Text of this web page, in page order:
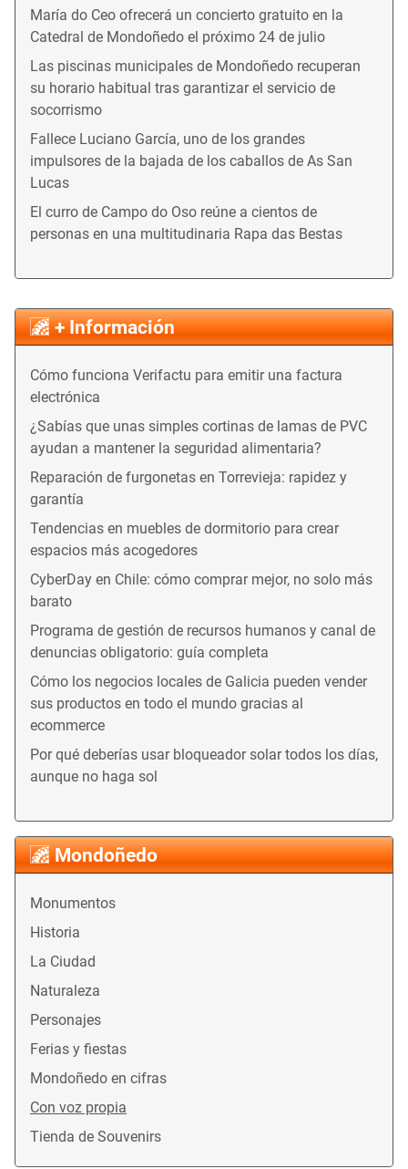
Mondoñedo
Monumentos
Historia
La Ciudad
Naturaleza
Personajes
Ferias y fiestas
Mondoñedo en cifras
Con voz propia
Tienda de Souvenirs
María do Ceo ofrecerá un concierto gratuito en la
Catedral de Mondoñedo el próximo 24 de julio
Las piscinas municipales de Mondoñedo recuperan
su horario habitual tras garantizar el servicio de
socorrismo
Fallece Luciano García, uno de los grandes
impulsores de la bajada de los caballos de As San
Lucas
El curro de Campo do Oso reúne a cientos de
personas en una multitudinaria Rapa das Bestas
+ Información
Cómo funciona Verifactu para emitir una factura
electrónica
¿Sabías que unas simples cortinas de lamas de PVC
ayudan a mantener la seguridad alimentaria?
Reparación de furgonetas en Torrevieja: rapidez y
garantía
Tendencias en muebles de dormitorio para crear
espacios más acogedores
CyberDay en Chile: cómo comprar mejor, no solo más
barato
Programa de gestión de recursos humanos y canal de
denuncias obligatorio: guía completa
Cómo los negocios locales de Galicia pueden vender
sus productos en todo el mundo gracias al
ecommerce
Por qué deberías usar bloqueador solar todos los días,
aunque no haga sol